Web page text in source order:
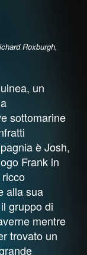
Roxburgh,
un
sottomarine
è Josh,
Frank in
alla sua
gruppo di
mentre
trovato un